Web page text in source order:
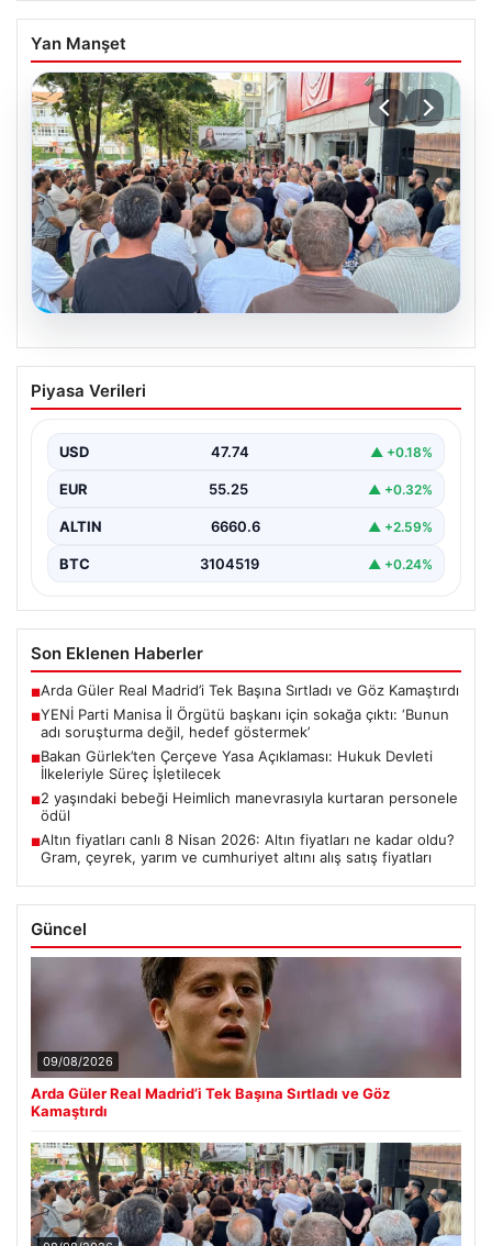
Yan Manşet
08.08.2026
YENİ Parti Manisa İl Örgütü başkanı için
sokağa çıktı: ‘Bunun adı soruşturma
{ "title": "YENİ Parti Manisa İl Örgütü Başkanı Sokağa
Piyasa Verileri
USD 47.74 ▲ +0.18%
EUR 55.25 ▲ +0.32%
ALTIN 6660.6 ▲ +2.59%
BTC 3104519 ▲ +0.24%
Son Eklenen Haberler
■Arda Güler Real Madrid’i Tek Başına Sırtladı ve Göz Kamaştırdı
■YENİ Parti Manisa İl Örgütü başkanı için sokağa çıktı: ‘Bunun
adı soruşturma değil, hedef göstermek’
■Bakan Gürlek’ten Çerçeve Yasa Açıklaması: Hukuk Devleti
İlkeleriyle Süreç İşletilecek
■2 yaşındaki bebeği Heimlich manevrasıyla kurtaran personele
ödül
■Altın fiyatları canlı 8 Nisan 2026: Altın fiyatları ne kadar oldu?
Gram, çeyrek, yarım ve cumhuriyet altını alış satış fiyatları
Güncel
09/08/2026
Arda Güler Real Madrid’i Tek Başına Sırtladı ve Göz
Kamaştırdı